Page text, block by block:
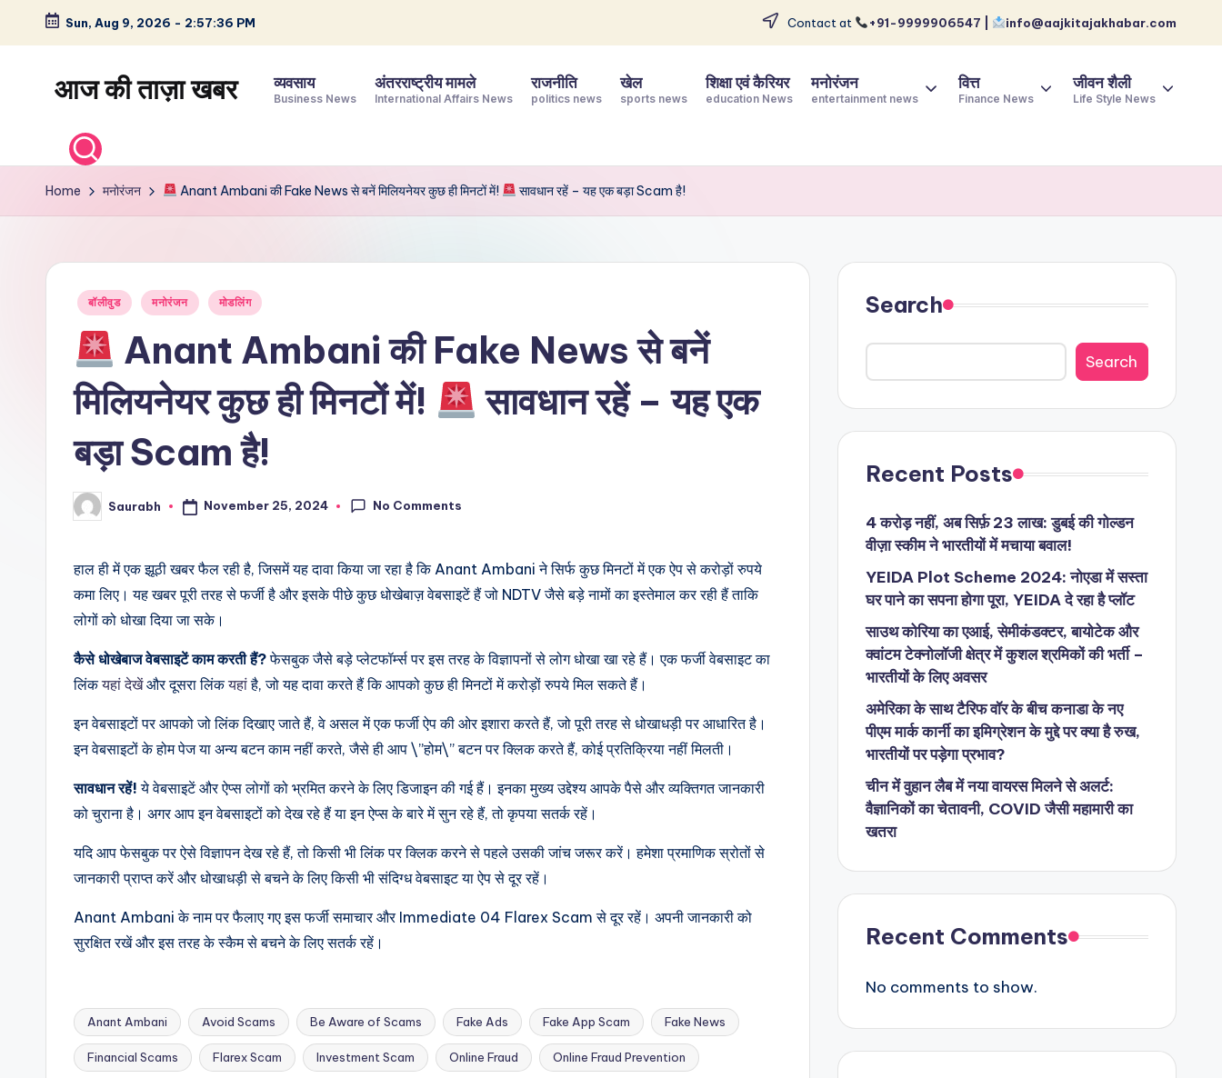
Skip
content
Sun, Aug 9, 2026 - 2:57:37 PM Contact at +91-9999906547 | info@aajkitajakhabar.com
आज की ताज़ा खबर
खेल,
व्यापार
विश्व
व्यवसाय
Business News
अंतरराष्ट्रीय मामले
International Affairs News
राजनीति
politics news
खेल
sports news
शिक्षा एवं कैरियर
education News
मनोरंजन
entertainment news
वित्त
Finance News
जीवन शैली
Life Style News
Home मनोरंजन Anant Ambani की Fake News से बनें मिलियनेयर कुछ ही मिनटों में! सावधान रहें – यह एक बड़ा Scam है!
Posted
बॉलीवुड मनोरंजन मोडलिंग
Anant Ambani की Fake News से बनें
मिलियनेयर कुछ ही मिनटों में!
सावधान रहें – यह एक
बड़ा Scam है!
Posted
by
Saurabh November 25, 2024 No Comments
हाल ही में एक झूठी खबर फैल रही है, जिसमें यह दावा किया जा रहा है कि Anant Ambani ने सिर्फ कुछ मिनटों में एक ऐप से करोड़ों रुपये
कमा लिए। यह खबर पूरी तरह से फर्जी है और इसके पीछे कुछ धोखेबाज़ वेबसाइटें हैं जो NDTV जैसे बड़े नामों का इस्तेमाल कर रही हैं ताकि
लोगों को धोखा दिया जा सके।
कैसे धोखेबाज वेबसाइटें काम करती हैं?फेसबुक जैसे बड़े प्लेटफॉर्म्स पर इस तरह के विज्ञापनों से लोग धोखा खा रहे हैं। एक फर्जी वेबसाइट का
लिंकयहां देखेंऔर दूसरा लिंकयहांहै, जो यह दावा करते हैं कि आपको कुछ ही मिनटों में करोड़ों रुपये मिल सकते हैं।
इन वेबसाइटों पर आपको जो लिंक दिखाए जाते हैं, वे असल में एक फर्जी ऐप की ओर इशारा करते हैं, जो पूरी तरह से धोखाधड़ी पर आधारित है।
इन वेबसाइटों के होम पेज या अन्य बटन काम नहीं करते, जैसे ही आप \”होम\” बटन पर क्लिक करते हैं, कोई प्रतिक्रिया नहीं मिलती।
सावधान रहें! ये वेबसाइटें और ऐप्स लोगों को भ्रमित करने के लिए डिजाइन की गई हैं। इनका मुख्य उद्देश्य आपके पैसे और व्यक्तिगत जानकारी
को चुराना है। अगर आप इन वेबसाइटों को देख रहे हैं या इन ऐप्स के बारे में सुन रहे हैं, तो कृपया सतर्क रहें।
यदि आप फेसबुक पर ऐसे विज्ञापन देख रहे हैं, तो किसी भी लिंक पर क्लिक करने से पहले उसकी जांच जरूर करें। हमेशा प्रमाणिक स्रोतों से
जानकारी प्राप्त करें और धोखाधड़ी से बचने के लिए किसी भी संदिग्ध वेबसाइट या ऐप से दूर रहें।
Anant Ambani के नाम पर फैलाए गए इस फर्जी समाचार और Immediate 04 Flarex Scam से दूर रहें। अपनी जानकारी को
सुरक्षित रखें और इस तरह के स्कैम से बचने के लिए सतर्क रहें।
Tags:
Anant Ambani Avoid Scams Be Aware of Scams Fake Ads Fake App Scam Fake News
Financial Scams Flarex Scam Investment Scam Online Fraud Online Fraud Prevention
Search
Search
Recent Posts
4 करोड़ नहीं, अब सिर्फ़ 23 लाख: डुबई की गोल्डन
वीज़ा स्कीम ने भारतीयों में मचाया बवाल!
YEIDA Plot Scheme 2024: नोएडा में सस्ता
घर पाने का सपना होगा पूरा, YEIDA दे रहा है प्लॉट
साउथ कोरिया का एआई, सेमीकंडक्टर, बायोटेक और
क्वांटम टेक्नोलॉजी क्षेत्र में कुशल श्रमिकों की भर्ती –
भारतीयों के लिए अवसर
अमेरिका के साथ टैरिफ वॉर के बीच कनाडा के नए
पीएम मार्क कार्नी का इमिग्रेशन के मुद्दे पर क्या है रुख,
भारतीयों पर पड़ेगा प्रभाव?
चीन में वुहान लैब में नया वायरस मिलने से अलर्ट:
वैज्ञानिकों का चेतावनी, COVID जैसी महामारी का
खतरा
Recent Comments
No comments to show.